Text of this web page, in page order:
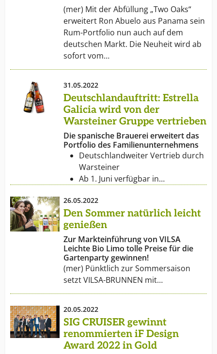
(mer) Mit der Abfüllung „Two Oaks“
erweitert Ron Abuelo aus Panama sein
Rum-Portfolio nun auch auf dem
deutschen Markt. Die Neuheit wird ab
sofort vom…
31.05.2022
Deutschlandauftritt: Estrella
Galicia wird von der
Warsteiner Gruppe vertrieben
Die spanische Brauerei erweitert das
Portfolio des Familienunternehmens
Deutschlandweiter Vertrieb durch
Warsteiner
Ab 1. Juni verfügbar in…
26.05.2022
Den Sommer natürlich leicht
genießen
Zur Markteinführung von VILSA
Leichte Bio Limo tolle Preise für die
Gartenparty gewinnen!
(mer) Pünktlich zur Sommersaison
setzt VILSA-BRUNNEN mit…
20.05.2022
SIG CRUISER gewinnt
renommierten iF Design
Award 2022 in Gold